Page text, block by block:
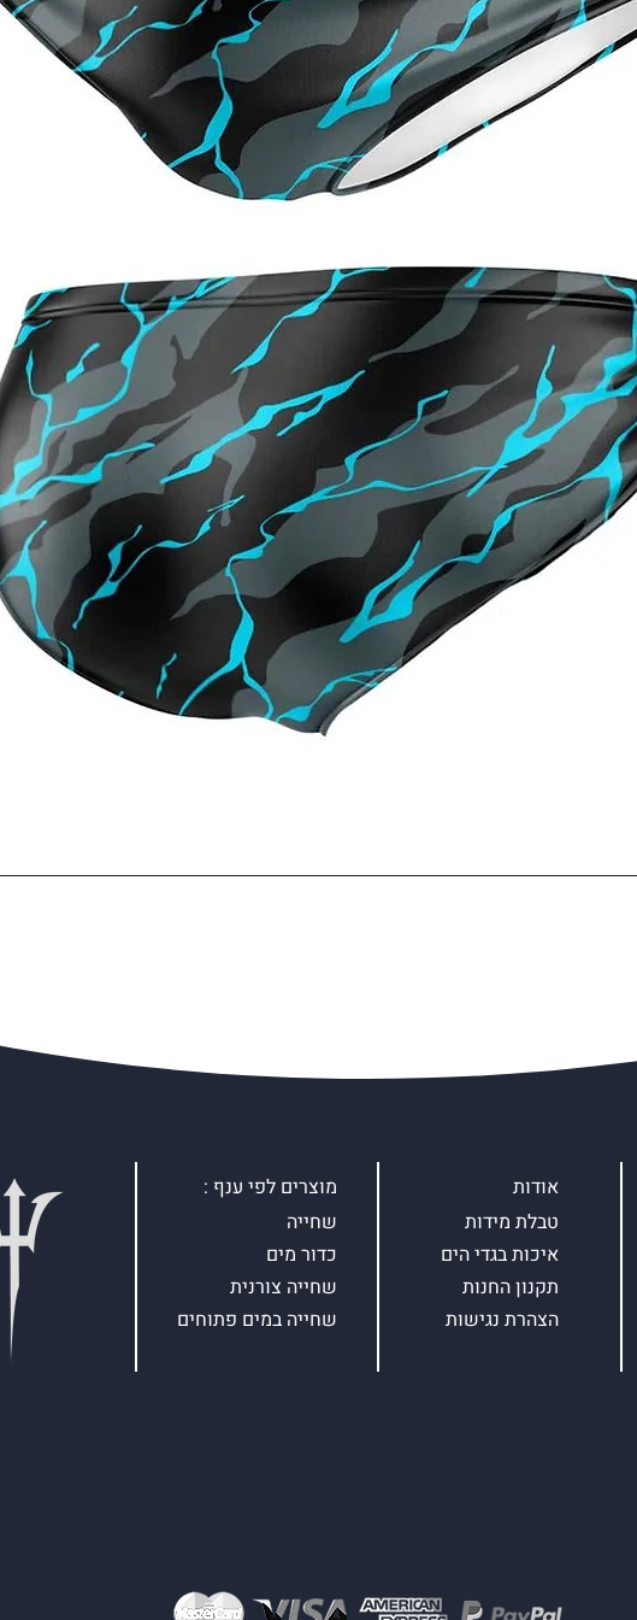
אודות
טבלת מידות
איכות בגדי הים
תקנון החנות
הצהרת נגישות
מוצרים לפי ענף :
שחייה
כדור מים
שחייה צורנית
שחייה במים פתוחים